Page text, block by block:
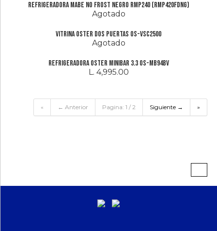
Refrigeradora Mabe No Frost Negro RMP240 (RMP420FDNG)
Agotado
Vitrina Oster Dos Puertas OS-VSC2500
Agotado
Refrigeradora Oster Minibar 3.3 OS-MB94BV
L. 4,995.00
« ← Anterior Pagina: 1 / 2 Siguiente → »